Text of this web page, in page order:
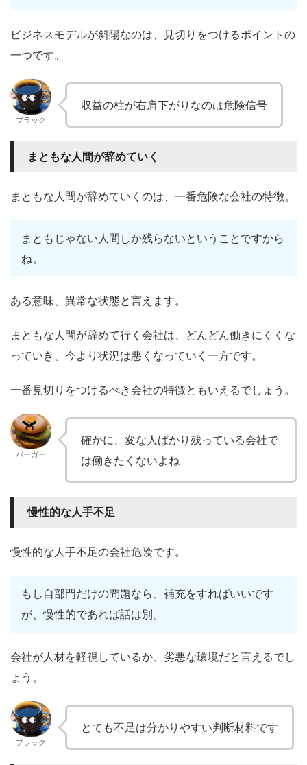
ビジネスモデルが斜陽なのは、見切りをつけるポイントの
一つです。
ブラック
収益の柱が右肩下がりなのは危険信号
まともな人間が辞めていく
まともな人間が辞めていくのは、一番危険な会社の特徴。
まともじゃない人間しか残らないということですから
ね。
ある意味、異常な状態と言えます。
まともな人間が辞めて行く会社は、どんどん働きにくくな
っていき、今より状況は悪くなっていく一方です。
一番見切りをつけるべき会社の特徴ともいえるでしょう。
バーガー
確かに、変な人ばかり残っている会社で
は働きたくないよね
慢性的な人手不足
慢性的な人手不足の会社危険です。
もし自部門だけの問題なら、補充をすればいいです
が、慢性的であれば話は別。
会社が人材を軽視しているか、劣悪な環境だと言えるでし
ょう。
ブラック
とても不足は分かりやすい判断材料です